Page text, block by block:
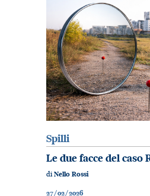
Spilli
Le due facce del caso
diNello Rossi
27/02/2026